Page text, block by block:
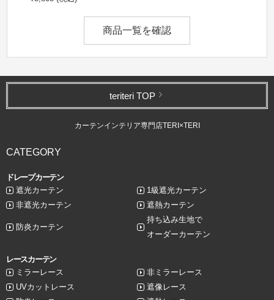
商品一覧を確認
teriteri TOP
カーテンインテリア専門店TERI×TERI
CATEGORY
ドレープカーテン
遮光カーテン
1級遮光カーテン
非遮光カーテン
遮熱カーテン
防炎カーテン
持ち込み生地で
オーダーカーテン
レースカーテン
ミラーレース
非ミラーレース
UVカットレース
遮像レース